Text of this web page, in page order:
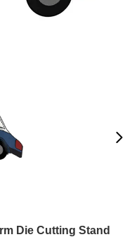
Die Cutting Stand